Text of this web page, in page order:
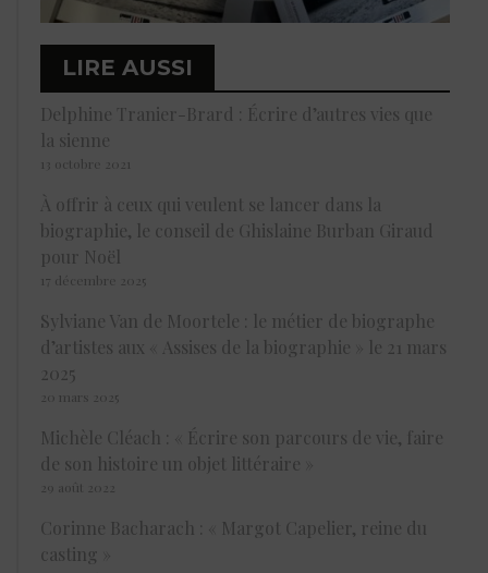
LIRE AUSSI
Delphine Tranier-Brard : Écrire d’autres vies que
la sienne
13 octobre 2021
À offrir à ceux qui veulent se lancer dans la
biographie, le conseil de Ghislaine Burban Giraud
pour Noël
17 décembre 2025
Sylviane Van de Moortele : le métier de biographe
d’artistes aux « Assises de la biographie » le 21 mars
2025
20 mars 2025
Michèle Cléach : « Écrire son parcours de vie, faire
de son histoire un objet littéraire »
29 août 2022
Corinne Bacharach : « Margot Capelier, reine du
casting »